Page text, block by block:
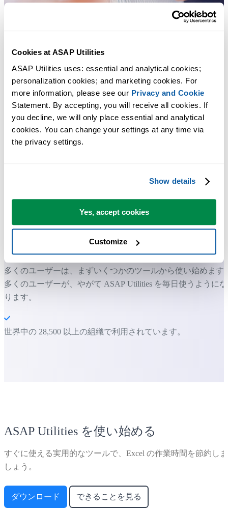
Cookies at ASAP Utilities
ASAP Utilities uses: essential and analytical cookies;
personalization cookies; and marketing cookies. For
more information, please see our Privacy and Cookie
Statement. By accepting, you will receive all cookies. If
you decline, we will only place essential and analytical
cookies. You can change your settings at any time via
the privacy settings.
Show details
Yes, accept cookies
Customize
多くの Excel ユーザーが Excel に標準搭載してほしい実用的な
ツール。
Excel の作業をもっと速く、もっと簡単
ASAP Utilities は、時間を節約し、Excel だけではできないこ
を可能にします。
多くのユーザーは、まずいくつかのツールから使い始めます
多くのユーザーが、やがて ASAP Utilities を毎日使うようにな
ります。
世界中の 28,500 以上の組織で利用されています。
ASAP Utilities を使い始める
すぐに使える実用的なツールで、Excel の作業時間を節約しま
しょう。
ダウンロード できることを見る